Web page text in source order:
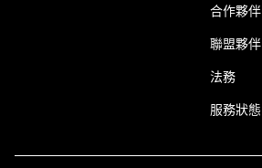
合作夥伴
聯盟夥伴
法務
服務狀態